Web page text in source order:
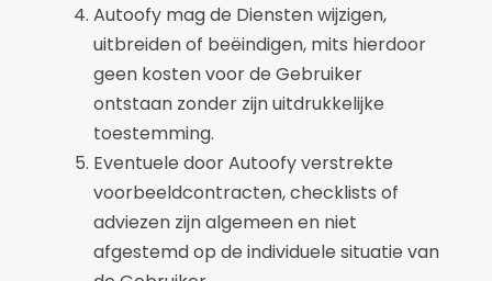
Autoofy mag de Diensten wijzigen,
uitbreiden of beëindigen, mits hierdoor
geen kosten voor de Gebruiker
ontstaan zonder zijn uitdrukkelijke
toestemming.
Eventuele door Autoofy verstrekte
voorbeeldcontracten, checklists of
adviezen zijn algemeen en niet
afgestemd op de individuele situatie van